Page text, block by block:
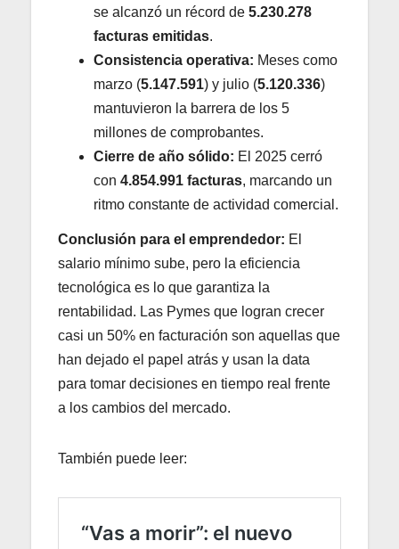
se alcanzó un récord de 5.230.278
facturas emitidas.
Consistencia operativa: Meses como
marzo (5.147.591) y julio (5.120.336)
mantuvieron la barrera de los 5
millones de comprobantes.
Cierre de año sólido: El 2025 cerró
con 4.854.991 facturas, marcando un
ritmo constante de actividad comercial.
Conclusión para el emprendedor: El
salario mínimo sube, pero la eficiencia
tecnológica es lo que garantiza la
rentabilidad. Las Pymes que logran crecer
casi un 50% en facturación son aquellas que
han dejado el papel atrás y usan la data
para tomar decisiones en tiempo real frente
a los cambios del mercado.
También puede leer: